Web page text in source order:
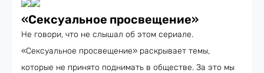
«Сексуальное просвещение»
Не говори, что не слышал об этом сериале.
«Сексуальное просвещение» раскрывает темы,
которые не принято поднимать в обществе. За это мы